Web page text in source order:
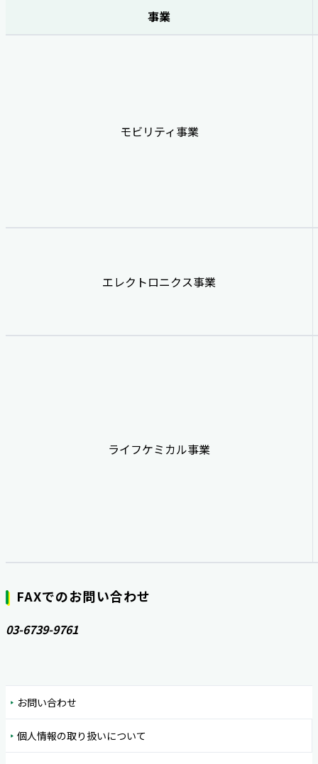
事業
モビリティ事業
エレクトロニクス事業
ライフケミカル事業
FAXでのお問い合わせ
03-6739-9761
お問い合わせ
個人情報の取り扱いについて